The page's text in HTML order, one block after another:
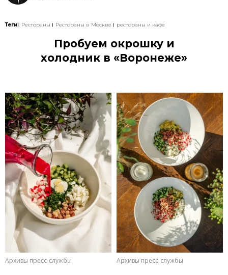
Теги: Рестораны Рестораны в Москве рестораны и кафе
Пробуем окрошку и
холодник в «Воронеже»
Архивы пресс-службы Архивы пресс-службы